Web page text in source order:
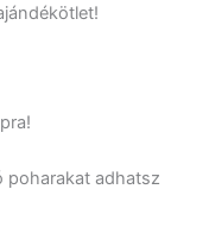
poharakat adhatsz